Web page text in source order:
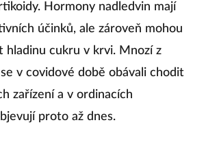
Hormony nadledvin mají
účinků, ale zároveň mohou
hladinu cukru v krvi. Mnozí z
v covidové době obávali chodit
zařízení a v ordinacích
proto až dnes.